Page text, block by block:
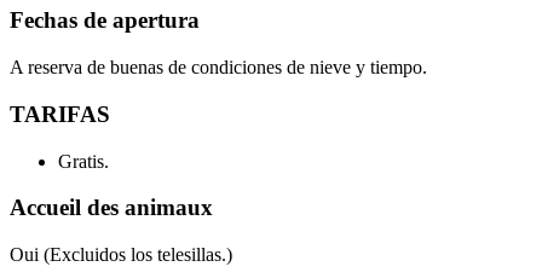
Fechas de apertura
A reserva de buenas de condiciones de nieve y tiempo.
TARIFAS
Gratis.
Accueil des animaux
Oui (Excluidos los telesillas.)